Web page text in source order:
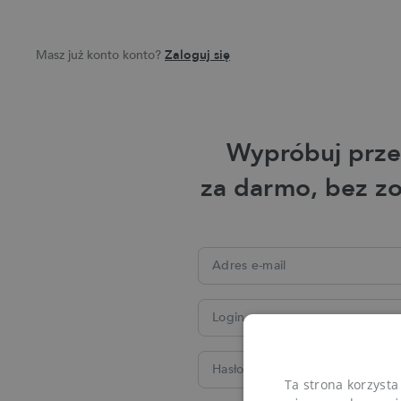
Masz już konto konto? Zaloguj się
Wypróbuj
za darmo, bez
Adres e-mail
Login
Hasło
Ta strona